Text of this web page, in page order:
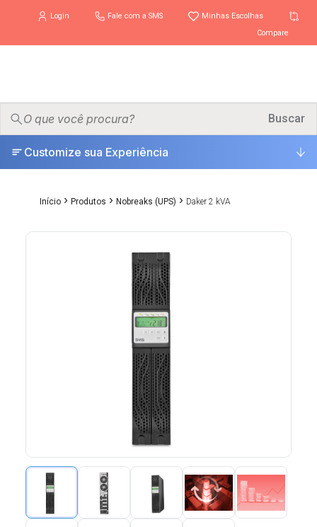
Login Fale com a SMS
Minhas Escolhas
Compare
PRODUTOS ▾
ONDE COMPRAR
Buscar
Customize sua Experiência
Início › Produtos › Nobreaks (UPS) › Daker 2 kVA